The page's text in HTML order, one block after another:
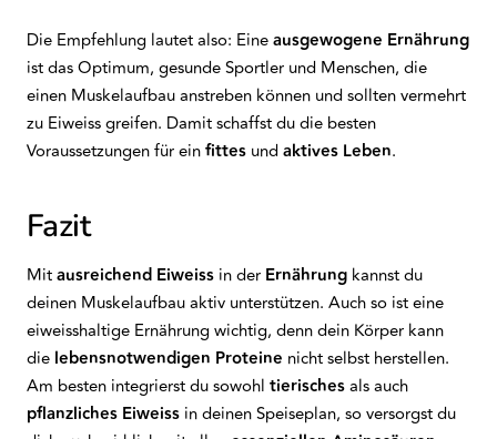
Die Empfehlung lautet also: Eineausgewogene Ernährung
ist das Optimum, gesunde Sportler und Menschen, die
einen Muskelaufbau anstreben können und sollten vermehrt
zu Eiweiss greifen. Damit schaffst du die besten
Voraussetzungen für einfittes undaktives Leben.
Fazit
Mitausreichend Eiweiss in der Ernährung kannst du
deinen Muskelaufbau aktiv unterstützen. Auch so ist eine
eiweisshaltige Ernährung wichtig, denn dein Körper kann
die lebensnotwendigen Proteine nicht selbst herstellen.
Am besten integrierst du sowohl tierischesals auch
pflanzliches Eiweiss in deinen Speiseplan, so versorgst du